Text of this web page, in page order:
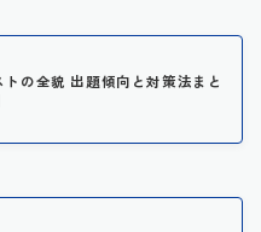
の全貌 出題傾向と対策法まと